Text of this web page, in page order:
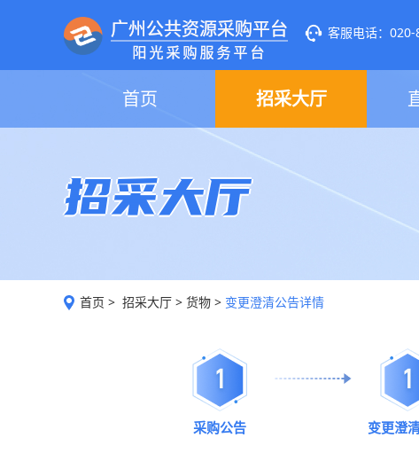
客服电话：
首页 招采大厅
招采大厅
首页 > 招采大厅 > 货物 > 变更澄清公告详情
1
采购公告
1
变更澄